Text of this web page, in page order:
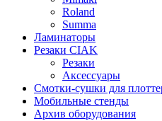
Roland
Summa
Ламинаторы
Резаки CIAK
Резаки
Аксессуары
Смотки-сушки для
Мобильные стенды
Архив оборудования